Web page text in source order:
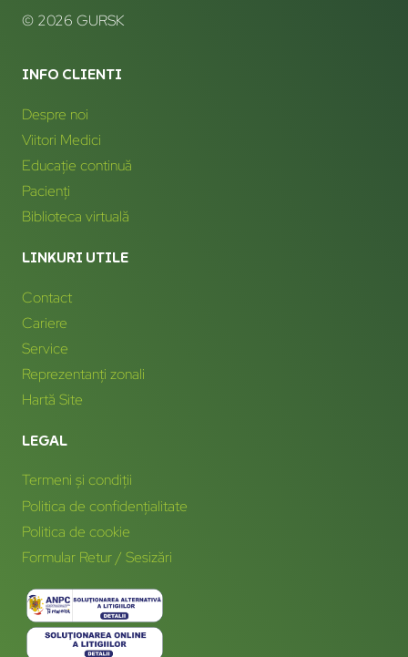
© 2026 GURSK
INFO CLIENTI
Despre noi
Viitori Medici
Educație continuă
Pacienți
Biblioteca virtuală
LINKURI UTILE
Contact
Cariere
Service
Reprezentanți zonali
Hartă Site
LEGAL
Termeni și condiții
Politica de confidențialitate
Politica de cookie
Formular Retur / Sesizări